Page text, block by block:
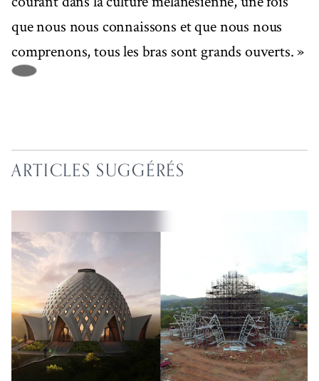
que nous nous connaissons et que nous nous
comprenons, tous les bras sont grands ouverts. »
ARTICLES SUGGÉRÉS